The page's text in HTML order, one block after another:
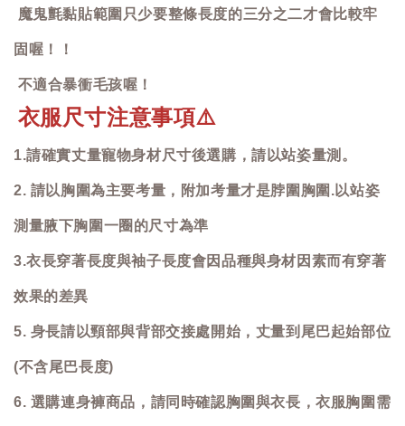
魔鬼氈黏貼範圍只少要整條長度的三分之二才會比較牢
固喔！！
不適合暴衝毛孩喔！
衣服尺寸注意事項⚠️
1.請確實丈量寵物身材尺寸後選購，請以站姿量測。
2. 請以胸圍為主要考量，附加考量才是脖圍胸圍.以站姿
測量腋下胸圍一圈的尺寸為準
3.衣長穿著長度與袖子長度會因品種與身材因素而有穿著
效果的差異
5. 身長請以頸部與背部交接處開始，丈量到尾巴起始部位
(不含尾巴長度)
6. 選購連身褲商品，請同時確認胸圍與衣長，衣服胸圍需